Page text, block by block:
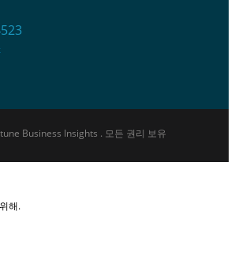
Business Insights . 모든 권리 보유
해.